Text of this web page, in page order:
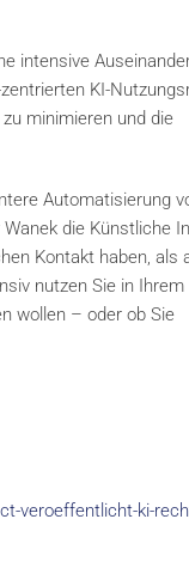
intensive
KI-
minimieren und die
Automatisierung
die Künstliche
Kontakt haben, als
nutzen Sie in Ihrem
wollen – oder ob Sie
veroeffentlicht-ki-